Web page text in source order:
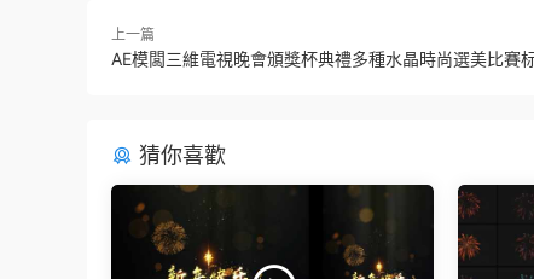
上一篇
AE模闆三維電視晚會頒獎杯典禮多種水晶時尚選美比賽
猜你喜歡